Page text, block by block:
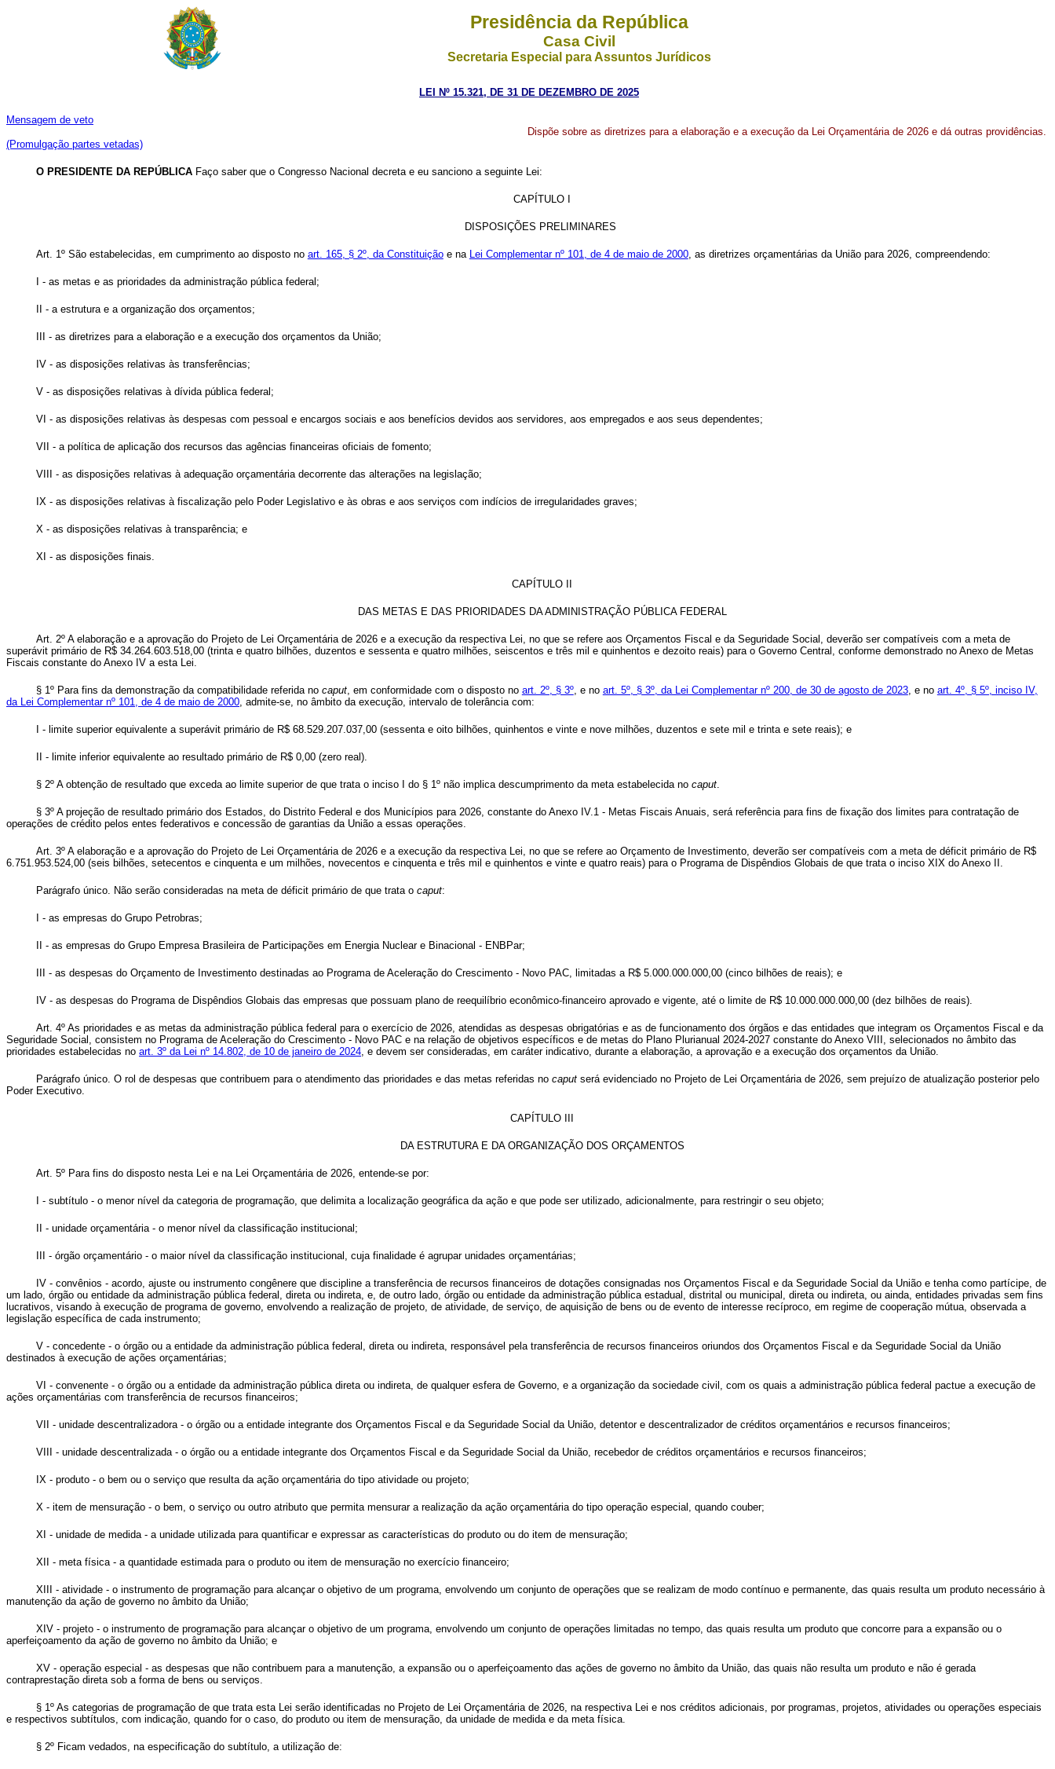
Presidência da República
Casa Civil
Secretaria Especial para Assuntos Jurídicos
LEI Nº 15.321, DE 31 DE DEZEMBRO DE 2025
Mensagem de veto
(Promulgação partes vetadas)
Dispõe sobre as diretrizes para a elaboração e a execução da Lei Orçamentária de 2026 e dá outras providências.
O PRESIDENTE DA REPÚBLICAFaço saber que o Congresso Nacional decreta e eu sanciono a seguinte Lei:
CAPÍTULO I
DISPOSIÇÕES PRELIMINARES
Art. 1º São estabelecidas, em cumprimento ao disposto no art. 165, § 2º, da Constituiçãoe na Lei Complementar nº 101, de 4 de maio de 2000, as diretrizes orçamentárias da União para 2026, compreendendo:
I - as metas e as prioridades da administração pública federal;
II - a estrutura e a organização dos orçamentos;
III - as diretrizes para a elaboração e a execução dos orçamentos da União;
IV - as disposições relativas às transferências;
V - as disposições relativas à dívida pública federal;
VI - as disposições relativas às despesas com pessoal e encargos sociais e aos benefícios devidos aos servidores, aos empregados e aos seus dependentes;
VII - a política de aplicação dos recursos das agências financeiras oficiais de fomento;
VIII - as disposições relativas à adequação orçamentária decorrente das alterações na legislação;
IX - as disposições relativas à fiscalização pelo Poder Legislativo e às obras e aos serviços com indícios de irregularidades graves;
X - as disposições relativas à transparência; e
XI - as disposições finais.
CAPÍTULO II
DAS METAS E DAS PRIORIDADES DA ADMINISTRAÇÃO PÚBLICA FEDERAL
Art. 2º A elaboração e a aprovação do Projeto de Lei Orçamentária de 2026 e a execução da respectiva Lei, no que se refere aos Orçamentos Fiscal e da Seguridade Social, deverão ser compatíveis com a meta de
superávit primário de R$ 34.264.603.518,00 (trinta e quatro bilhões, duzentos e sessenta e quatro milhões, seiscentos e três mil e quinhentos e dezoito reais) para o Governo Central, conforme demonstrado no Anexo de Metas
Fiscais constante do Anexo IV a esta Lei.
§ 1º Para fins da demonstração da compatibilidade referida no caput, em conformidade com o disposto no art. 2º, § 3º, e no art. 5º, § 3º, da Lei Complementar nº 200, de 30 de agosto de 2023, e no art. 4º, § 5º, inciso IV,
da Lei Complementar nº 101, de 4 de maio de 2000, admite-se, no âmbito da execução, intervalo de tolerância com:
I - limite superior equivalente a superávit primário de R$ 68.529.207.037,00 (sessenta e oito bilhões, quinhentos e vinte e nove milhões, duzentos e sete mil e trinta e sete reais); e
II - limite inferior equivalente ao resultado primário de R$ 0,00 (zero real).
§ 2º A obtenção de resultado que exceda ao limite superior de que trata o inciso I do § 1º não implica descumprimento da meta estabelecida no caput.
§ 3º A projeção de resultado primário dos Estados, do Distrito Federal e dos Municípios para 2026, constante do Anexo IV.1 - Metas Fiscais Anuais, será referência para fins de fixação dos limites para contratação de
operações de crédito pelos entes federativos e concessão de garantias da União a essas operações.
Art. 3º A elaboração e a aprovação do Projeto de Lei Orçamentária de 2026 e a execução da respectiva Lei, no que se refere ao Orçamento de Investimento, deverão ser compatíveis com a meta de déficit primário de R$
6.751.953.524,00 (seis bilhões, setecentos e cinquenta e um milhões, novecentos e cinquenta e três mil e quinhentos e vinte e quatro reais) para o Programa de Dispêndios Globais de que trata o inciso XIX do Anexo II.
Parágrafo único. Não serão consideradas na meta de déficit primário de que trata o caput:
I - as empresas do Grupo Petrobras;
II - as empresas do Grupo Empresa Brasileira de Participações em Energia Nuclear e Binacional - ENBPar;
III - as despesas do Orçamento de Investimento destinadas ao Programa de Aceleração do Crescimento - Novo PAC, limitadas a R$ 5.000.000.000,00 (cinco bilhões de reais); e
IV - as despesas do Programa de Dispêndios Globais das empresas que possuam plano de reequilíbrio econômico-financeiro aprovado e vigente, até o limite de R$ 10.000.000.000,00 (dez bilhões de reais).
Art. 4º As prioridades e as metas da administração pública federal para o exercício de 2026, atendidas as despesas obrigatórias e as de funcionamento dos órgãos e das entidades que integram os Orçamentos Fiscal e da
Seguridade Social, consistem no Programa de Aceleração do Crescimento - Novo PAC e na relação de objetivos específicos e de metas do Plano Plurianual 2024-2027 constante do Anexo VIII, selecionados no âmbito das
prioridades estabelecidas no art. 3º da Lei nº 14.802, de 10 de janeiro de 2024, e devem ser consideradas, em caráter indicativo, durante a elaboração, a aprovação e a execução dos orçamentos da União.
Parágrafo único. O rol de despesas que contribuem para o atendimento das prioridades e das metas referidas no caputserá evidenciado no Projeto de Lei Orçamentária de 2026, sem prejuízo de atualização posterior pelo
Poder Executivo.
CAPÍTULO III
DA ESTRUTURA E DA ORGANIZAÇÃO DOS ORÇAMENTOS
Art. 5º Para fins do disposto nesta Lei e na Lei Orçamentária de 2026, entende-se por:
I - subtítulo - o menor nível da categoria de programação, que delimita a localização geográfica da ação e que pode ser utilizado, adicionalmente, para restringir o seu objeto;
II - unidade orçamentária - o menor nível da classificação institucional;
III - órgão orçamentário - o maior nível da classificação institucional, cuja finalidade é agrupar unidades orçamentárias;
IV - convênios - acordo, ajuste ou instrumento congênere que discipline a transferência de recursos financeiros de dotações consignadas nos Orçamentos Fiscal e da Seguridade Social da União e tenha como partícipe, de
um lado, órgão ou entidade da administração pública federal, direta ou indireta, e, de outro lado, órgão ou entidade da administração pública estadual, distrital ou municipal, direta ou indireta, ou ainda, entidades privadas sem fins
lucrativos, visando à execução de programa de governo, envolvendo a realização de projeto, de atividade, de serviço, de aquisição de bens ou de evento de interesse recíproco, em regime de cooperação mútua, observada a
legislação específica de cada instrumento;
V - concedente - o órgão ou a entidade da administração pública federal, direta ou indireta, responsável pela transferência de recursos financeiros oriundos dos Orçamentos Fiscal e da Seguridade Social da União
destinados à execução de ações orçamentárias;
VI - convenente - o órgão ou a entidade da administração pública direta ou indireta, de qualquer esfera de Governo, e a organização da sociedade civil, com os quais a administração pública federal pactue a execução de
ações orçamentárias com transferência de recursos financeiros;
VII - unidade descentralizadora - o órgão ou a entidade integrante dos Orçamentos Fiscal e da Seguridade Social da União, detentor e descentralizador de créditos orçamentários e recursos financeiros;
VIII - unidade descentralizada - o órgão ou a entidade integrante dos Orçamentos Fiscal e da Seguridade Social da União, recebedor de créditos orçamentários e recursos financeiros;
IX - produto - o bem ou o serviço que resulta da ação orçamentária do tipo atividade ou projeto;
X - item de mensuração - o bem, o serviço ou outro atributo que permita mensurar a realização da ação orçamentária do tipo operação especial, quando couber;
XI - unidade de medida - a unidade utilizada para quantificar e expressar as características do produto ou do item de mensuração;
XII - meta física - a quantidade estimada para o produto ou item de mensuração no exercício financeiro;
XIII - atividade - o instrumento de programação para alcançar o objetivo de um programa, envolvendo um conjunto de operações que se realizam de modo contínuo e permanente, das quais resulta um produto necessário à
manutenção da ação de governo no âmbito da União;
XIV - projeto - o instrumento de programação para alcançar o objetivo de um programa, envolvendo um conjunto de operações limitadas no tempo, das quais resulta um produto que concorre para a expansão ou o
aperfeiçoamento da ação de governo no âmbito da União; e
XV - operação especial - as despesas que não contribuem para a manutenção, a expansão ou o aperfeiçoamento das ações de governo no âmbito da União, das quais não resulta um produto e não é gerada
contraprestação direta sob a forma de bens ou serviços.
§ 1º As categorias de programação de que trata esta Lei serão identificadas no Projeto de Lei Orçamentária de 2026, na respectiva Lei e nos créditos adicionais, por programas, projetos, atividades ou operações especiais
e respectivos subtítulos, com indicação, quando for o caso, do produto ou item de mensuração, da unidade de medida e da meta física.
§ 2º Ficam vedados, na especificação do subtítulo, a utilização de: